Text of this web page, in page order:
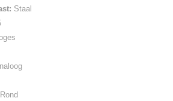
Staal
Rond